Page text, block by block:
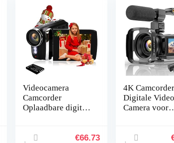
Videocamera
Camcorder
Oplaadbare digitale
LCD Draaibaar€66.73
4K
Digitale Video
Camera voor
IR Night